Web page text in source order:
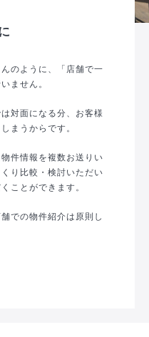
のように、「店舗で一
ません。
対面になる分、お客様
まうからです。
件情報を複数お送りい
り比較・検討いただい
ことができます。
での物件紹介は原則し